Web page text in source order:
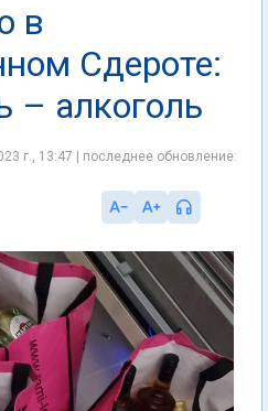
в
Сдероте:
– алкоголь
г., 13:47 | последнее обновление: